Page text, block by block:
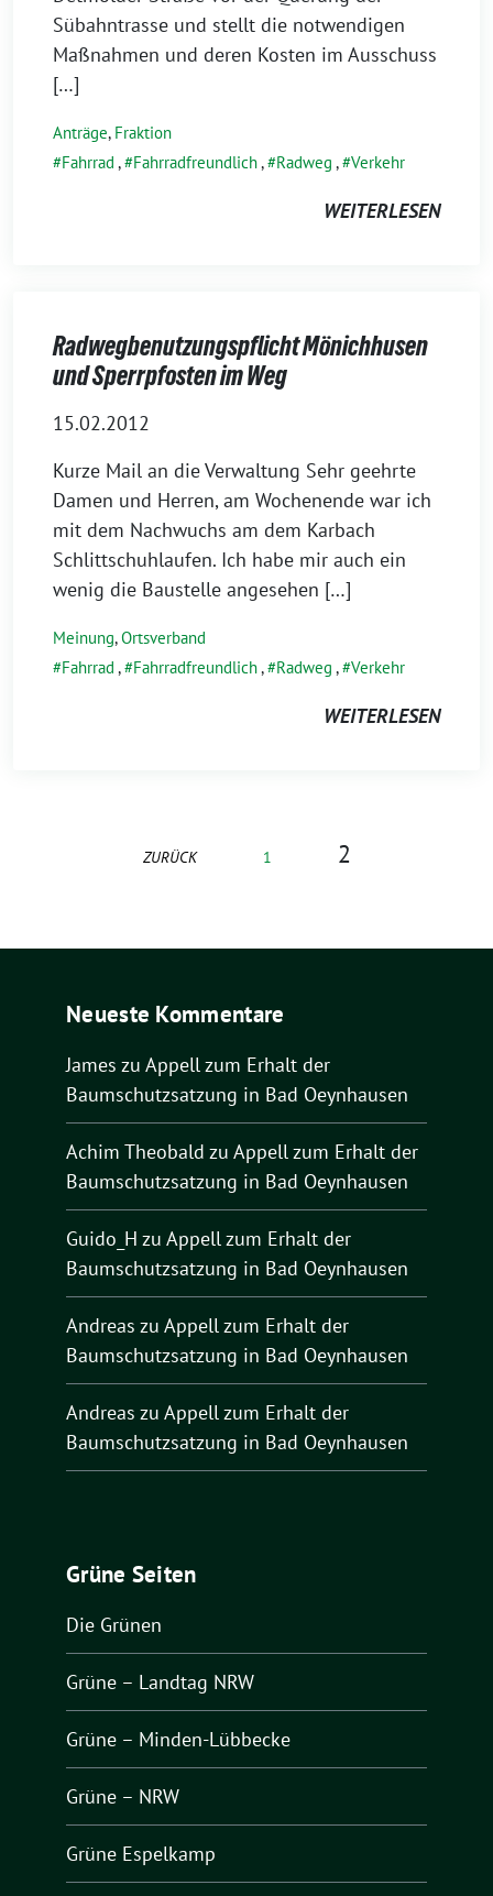
Sübahntrasse und stellt die notwendigen
Maßnahmen und deren Kosten im Ausschuss
[…]
Anträge, Fraktion
Fahrrad , Fahrradfreundlich, Radweg , Verkehr
WEITERLESEN
Radwegbenutzungspflicht Mönichhusen
und Sperrpfosten im Weg
15.02.2012
Kurze Mail an die Verwaltung Sehr geehrte
Damen und Herren, am Wochenende war ich
mit dem Nachwuchs am dem Karbach
Schlittschuhlaufen. Ich habe mir auch ein
wenig die Baustelle angesehen […]
Meinung,Ortsverband
Fahrrad , Fahrradfreundlich, Radweg , Verkehr
WEITERLESEN
ZURÜCK 1 2
Neueste Kommentare
James zu Appell zum Erhalt der
Baumschutzsatzung in Bad Oeynhausen
Achim Theobald zu Appell zum Erhalt der
Baumschutzsatzung in Bad Oeynhausen
Guido_H zu Appell zum Erhalt der
Baumschutzsatzung in Bad Oeynhausen
Andreas zu Appell zum Erhalt der
Baumschutzsatzung in Bad Oeynhausen
Andreas zu Appell zum Erhalt der
Baumschutzsatzung in Bad Oeynhausen
Grüne Seiten
Die Grünen
Grüne – Landtag NRW
Grüne – Minden-Lübbecke
Grüne – NRW
Grüne Espelkamp